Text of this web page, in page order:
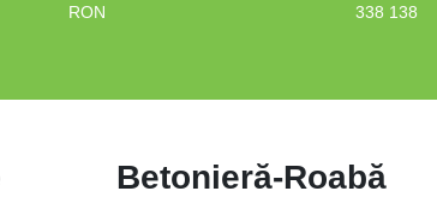
RON
338 138
Betonieră-Roabă